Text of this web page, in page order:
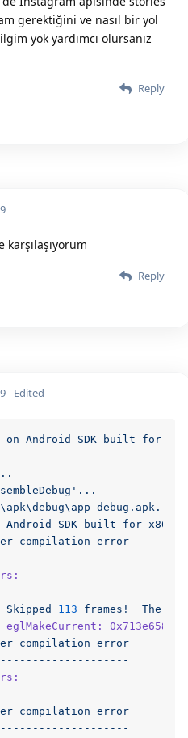
gerektiğini ve nasıl bir yol
yok yardımcı olursanız
Reply
Reply
Edited
on Android SDK built for
...
debug.apk.
Android SDK built for x86
compilation error
Skipped 113 frames! The
eglMakeCurrent:
compilation error
compilation error